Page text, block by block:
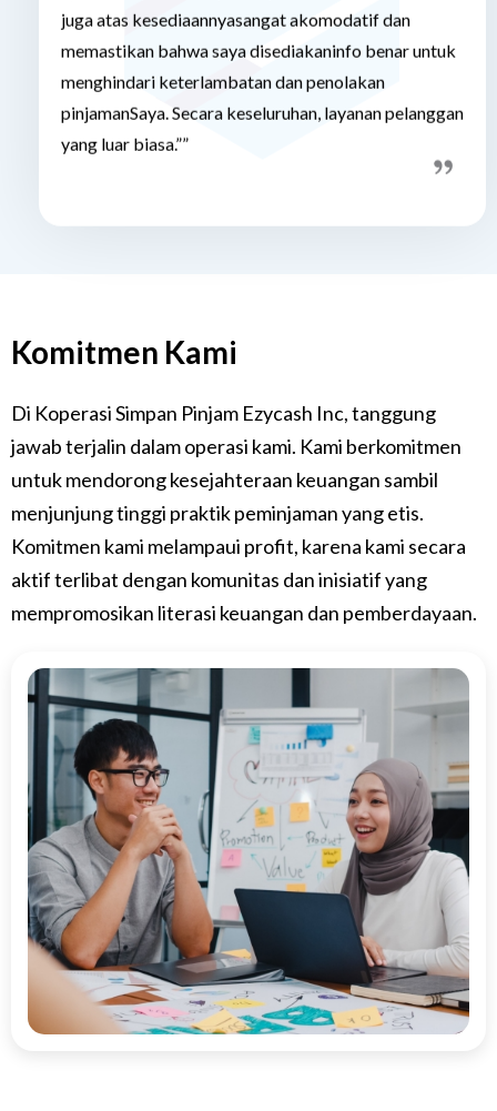
juga atas kesediaannyasangat akomodatif dan
memastikan bahwa saya disediakaninfo benar untuk
menghindari keterlambatan dan penolakan
pinjamanSaya. Secara keseluruhan, layanan pelanggan
yang luar biasa.””
Komitmen Kami
Di Koperasi Simpan Pinjam Ezycash Inc, tanggung
jawab terjalin dalam operasi kami. Kami berkomitmen
untuk mendorong kesejahteraan keuangan sambil
menjunjung tinggi praktik peminjaman yang etis.
Komitmen kami melampaui profit, karena kami secara
aktif terlibat dengan komunitas dan inisiatif yang
mempromosikan literasi keuangan dan pemberdayaan.